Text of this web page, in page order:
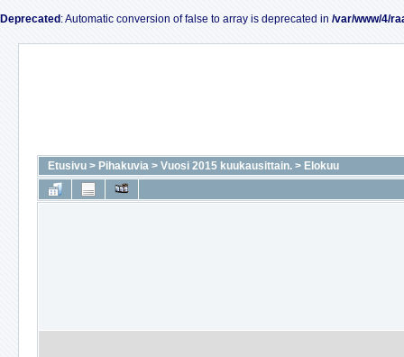
Deprecated : Automatic conversion of false to array is deprecated in /var/www/4/
Etusivu > Pihakuvia > Vuosi 2015 kuukausittain. > Elokuu